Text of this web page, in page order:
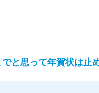
と思って年賀状は止